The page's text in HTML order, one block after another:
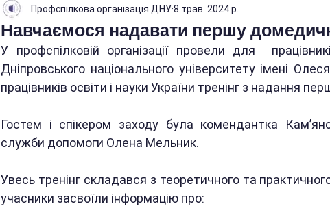
Навчаємося надавати першу
Профспілкова організація ДНУ8 трав. 2024 р.
У профспілковій організації провели для
Дніпровського національного університету імені
працівників освіти і науки України тренінг з надання
Гостем і спікером заходу була комендантка
служби допомоги Олена Мельник.
Увесь тренінг складався з теоретичного та
учасники засвоїли інформацію про: